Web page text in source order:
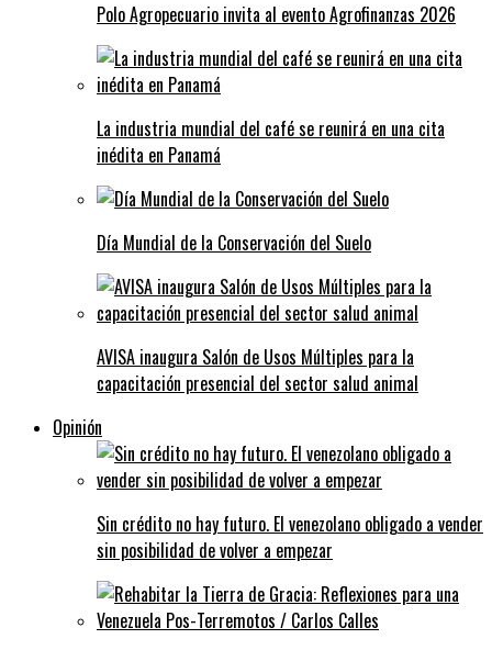
Polo Agropecuario invita al evento Agrofinanzas 2026
La industria mundial del café se reunirá en una cita
inédita en Panamá
Día Mundial de la Conservación del Suelo
AVISA inaugura Salón de Usos Múltiples para la
capacitación presencial del sector salud animal
Opinión
Sin crédito no hay futuro. El venezolano obligado a vender
sin posibilidad de volver a empezar